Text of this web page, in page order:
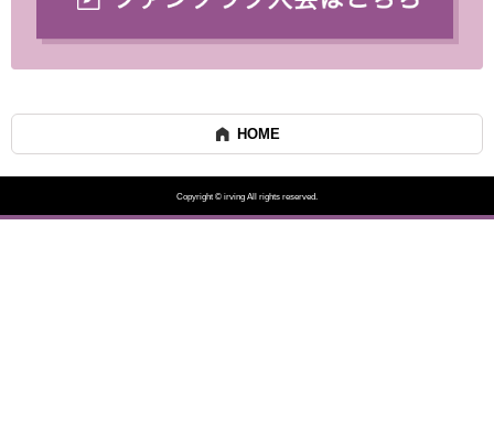
HOME
Copyright © irving All rights reserved.